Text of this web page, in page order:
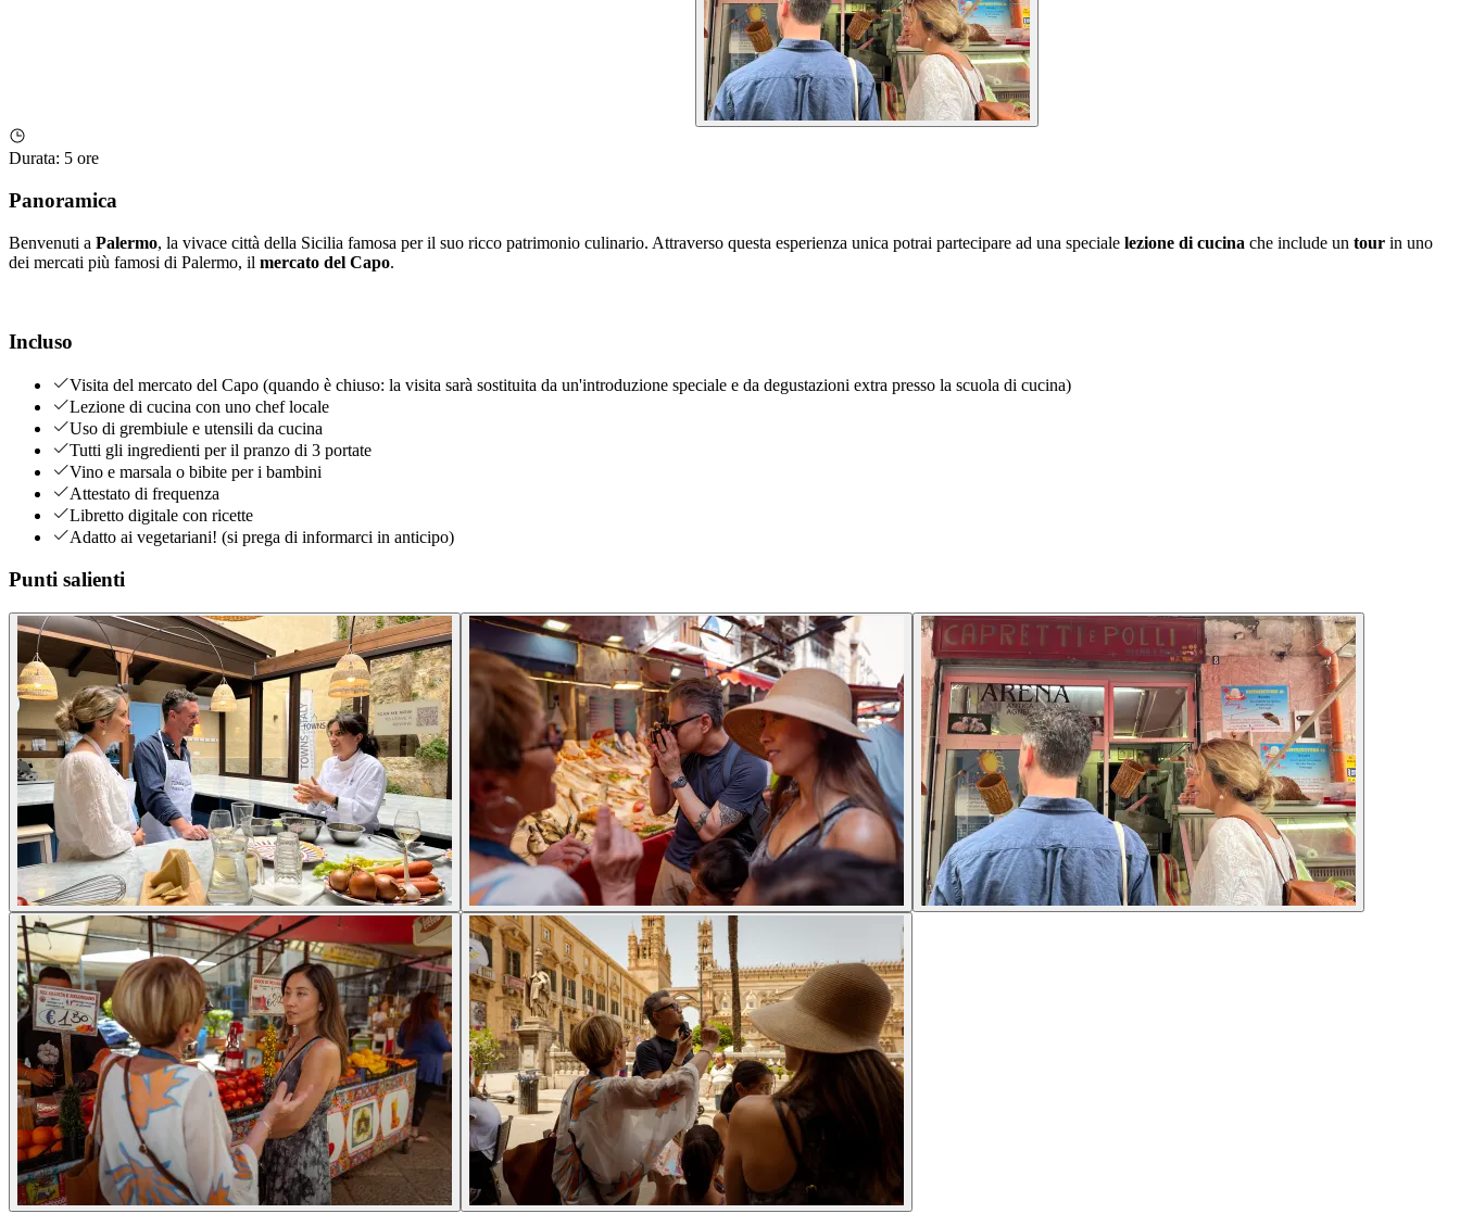
Durata: 5 ore
Panoramica
Benvenuti a Palermo, la vivace città della Sicilia famosa per il suo ricco patrimonio culinario. Attraverso questa esperienza unica potrai partecipare ad una speciale lezione di cucina che include un tour in uno
dei mercati più famosi di Palermo, il mercato del Capo.
Incluso
Visita del mercato del Capo (quando è chiuso: la visita sarà sostituita da un'introduzione speciale e da degustazioni extra presso la scuola di cucina)
Lezione di cucina con uno chef locale
Uso di grembiule e utensili da cucina
Tutti gli ingredienti per il pranzo di 3 portate
Vino e marsala o bibite per i bambini
Attestato di frequenza
Libretto digitale con ricette
Adatto ai vegetariani! (si prega di informarci in anticipo)
Punti salienti